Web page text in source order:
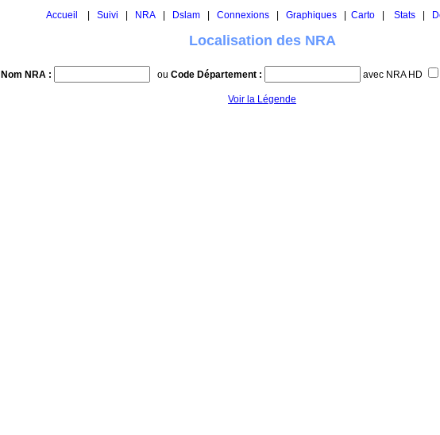
Accueil Suivi NRA Dslam Connexions Graphiques Carto Stats
Localisation des NRA
Nom NRA : ou Code Département : avec NRA HD
Voir la Légende